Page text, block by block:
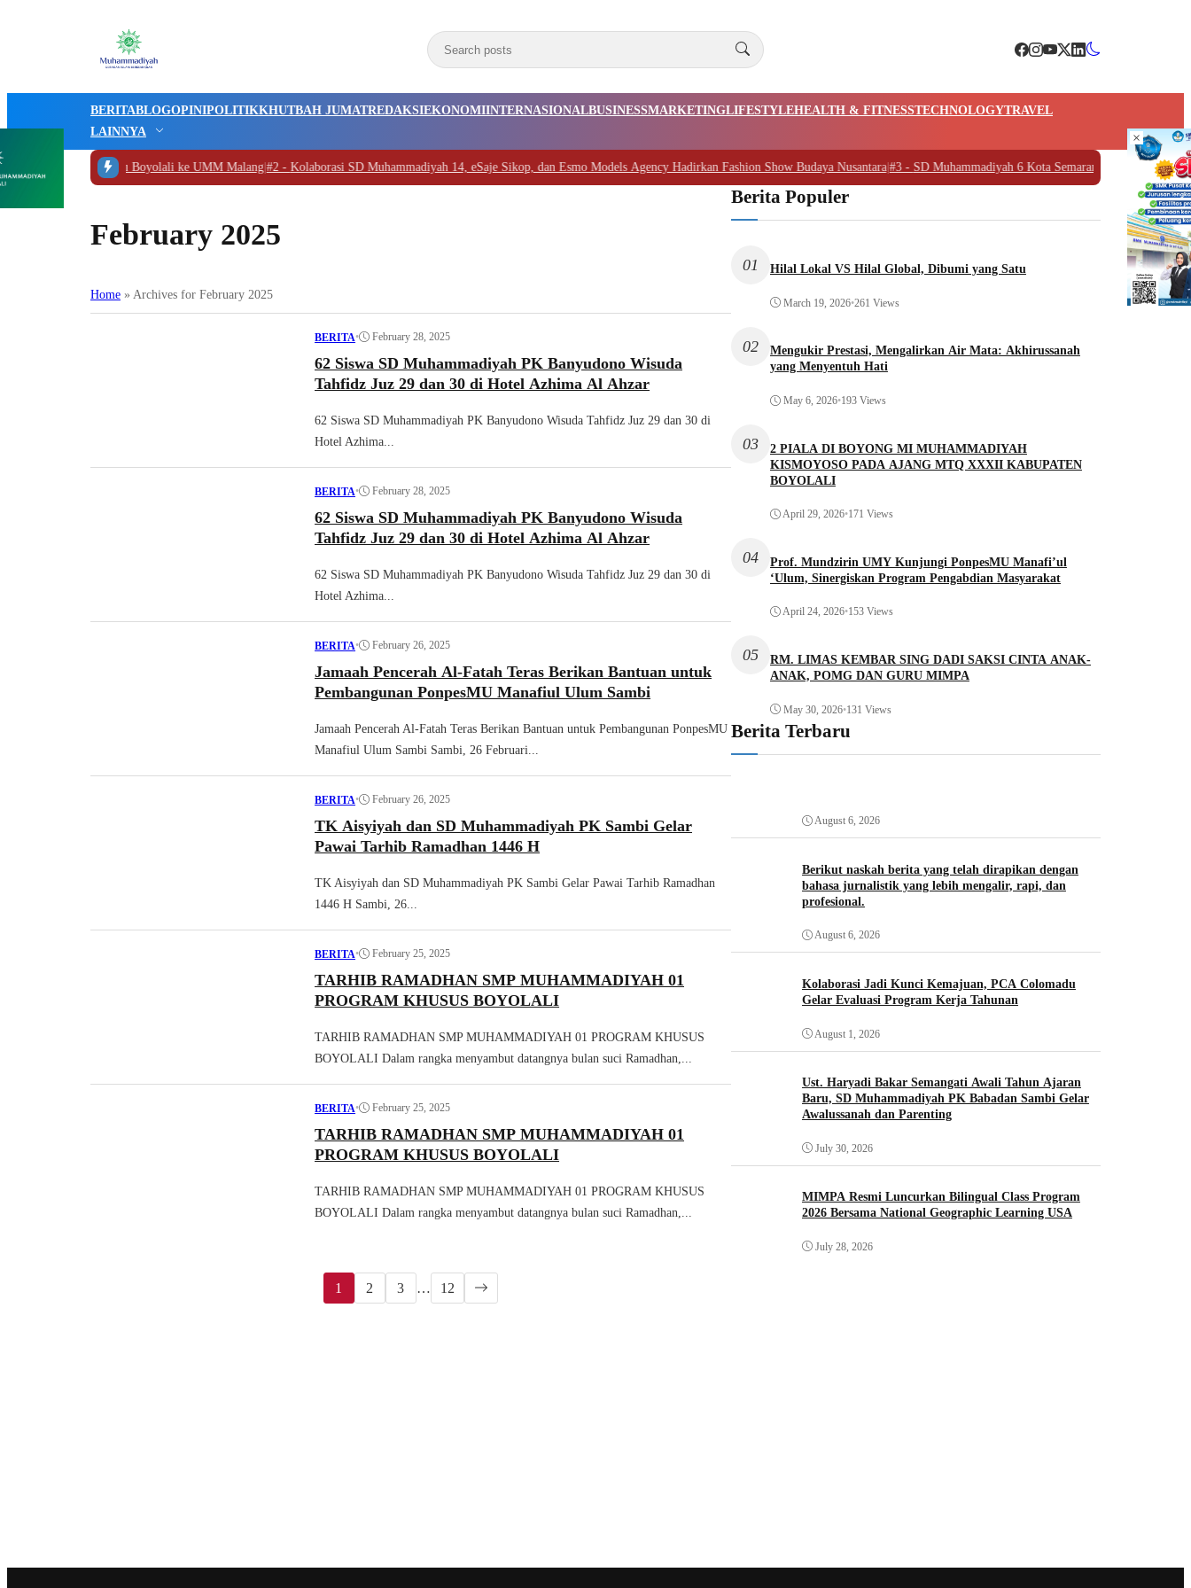
BERITABLOGOPINIPOLITIKKHUTBAH JUMATREDAKSIEKONOMIINTERNASIONALBUSINESSMARKETINGLIFESTYLEHEALTH & FITNESSTECHNOLOGYTRAVEL
LAINNYA
PK PonpesMu Boyolali ke UMM Malang|#2 -Kolaborasi SD Muhammadiyah 14, eSaje Sikop, dan Esmo Models Agency Hadirkan Fashion Show Budaya Nusantara|#3 -SD Muhammadiyah 6 Kota Semarang, Syawalan dengan
February 2025
Home » Archives for February 2025
BERITA• February 28, 2025
62 Siswa SD Muhammadiyah PK Banyudono Wisuda
Tahfidz Juz 29 dan 30 di Hotel Azhima Al Ahzar
62 Siswa SD Muhammadiyah PK Banyudono Wisuda Tahfidz Juz 29 dan 30 di
Hotel Azhima...
BERITA• February 28, 2025
62 Siswa SD Muhammadiyah PK Banyudono Wisuda
Tahfidz Juz 29 dan 30 di Hotel Azhima Al Ahzar
62 Siswa SD Muhammadiyah PK Banyudono Wisuda Tahfidz Juz 29 dan 30 di
Hotel Azhima...
BERITA• February 26, 2025
Jamaah Pencerah Al-Fatah Teras Berikan Bantuan untuk
Pembangunan PonpesMU Manafiul Ulum Sambi
Jamaah Pencerah Al-Fatah Teras Berikan Bantuan untuk Pembangunan PonpesMU
Manafiul Ulum Sambi Sambi, 26 Februari...
BERITA• February 26, 2025
TK Aisyiyah dan SD Muhammadiyah PK Sambi Gelar
Pawai Tarhib Ramadhan 1446 H
TK Aisyiyah dan SD Muhammadiyah PK Sambi Gelar Pawai Tarhib Ramadhan
1446 H Sambi, 26...
BERITA• February 25, 2025
TARHIB RAMADHAN SMP MUHAMMADIYAH 01
PROGRAM KHUSUS BOYOLALI
TARHIB RAMADHAN SMP MUHAMMADIYAH 01 PROGRAM KHUSUS
BOYOLALI Dalam rangka menyambut datangnya bulan suci Ramadhan,...
BERITA• February 25, 2025
TARHIB RAMADHAN SMP MUHAMMADIYAH 01
PROGRAM KHUSUS BOYOLALI
TARHIB RAMADHAN SMP MUHAMMADIYAH 01 PROGRAM KHUSUS
BOYOLALI Dalam rangka menyambut datangnya bulan suci Ramadhan,...
1 2 3 … 12
Berita Populer
01 Hilal Lokal VS Hilal Global, Dibumi yang Satu
March 19, 2026•261 Views
02
Mengukir Prestasi, Mengalirkan Air Mata: Akhirussanah
yang Menyentuh Hati
May 6, 2026•193 Views
03
2 PIALA DI BOYONG MI MUHAMMADIYAH
KISMOYOSO PADA AJANG MTQ XXXII KABUPATEN
BOYOLALI
April 29, 2026•171 Views
04
Prof. Mundzirin UMY Kunjungi PonpesMU Manafi’ul
‘Ulum, Sinergiskan Program Pengabdian Masyarakat
April 24, 2026•153 Views
05
RM. LIMAS KEMBAR SING DADI SAKSI CINTA ANAK-
ANAK, POMG DAN GURU MIMPA
May 30, 2026•131 Views
Berita Terbaru
August 6, 2026
Berikut naskah berita yang telah dirapikan dengan
bahasa jurnalistik yang lebih mengalir, rapi, dan
profesional.
August 6, 2026
Kolaborasi Jadi Kunci Kemajuan, PCA Colomadu
Gelar Evaluasi Program Kerja Tahunan
August 1, 2026
Ust. Haryadi Bakar Semangati Awali Tahun Ajaran
Baru, SD Muhammadiyah PK Babadan Sambi Gelar
Awalussanah dan Parenting
July 30, 2026
MIMPA Resmi Luncurkan Bilingual Class Program
2026 Bersama National Geographic Learning USA
July 28, 2026
×